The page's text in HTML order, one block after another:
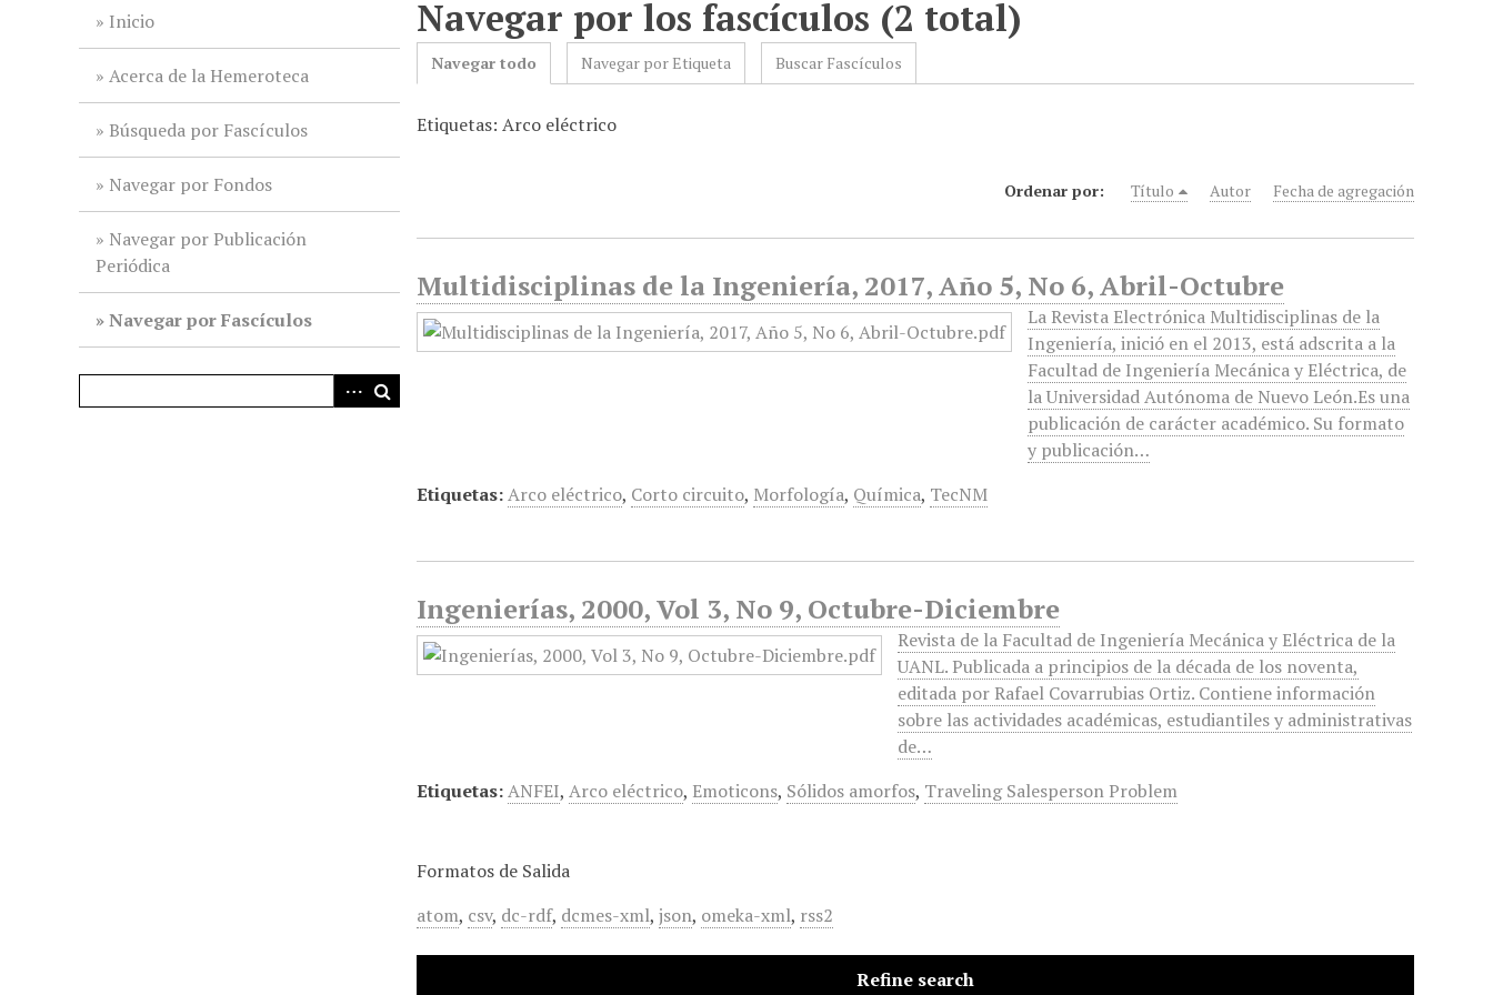
Inicio
Acerca de la Hemeroteca
Búsqueda por Fascículos
Navegar por Fondos
Navegar por Publicación
Periódica
Navegar por Fascículos
Navegar por los fascículos (2 total)
Navegar todo Navegar por Etiqueta Buscar Fascículos
Etiquetas: Arco eléctrico
Ordenar por: Título Autor Fecha de agregación
Multidisciplinas de la Ingeniería, 2017, Año 5, No 6, Abril-Octubre
La Revista Electrónica Multidisciplinas de la
Ingeniería, inició en el 2013, está adscrita a la
Facultad de Ingeniería Mecánica y Eléctrica, de
la Universidad Autónoma de Nuevo León.Es una
publicación de carácter académico. Su formato
y publicación…
Etiquetas:Arco eléctrico, Corto circuito, Morfología, Química, TecNM
Ingenierías, 2000, Vol 3, No 9, Octubre-Diciembre
Revista de la Facultad de Ingeniería Mecánica y Eléctrica de la
UANL. Publicada a principios de la década de los noventa,
editada por Rafael Covarrubias Ortiz. Contiene información
sobre las actividades académicas, estudiantiles y administrativas
de…
Etiquetas:ANFEI,Arco eléctrico, Emoticons, Sólidos amorfos, Traveling Salesperson Problem
Formatos de Salida
atom, csv, dc-rdf, dcmes-xml,json, omeka-xml, rss2
Refine search